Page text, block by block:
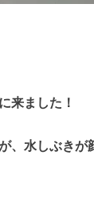
来ました！
、水しぶきが